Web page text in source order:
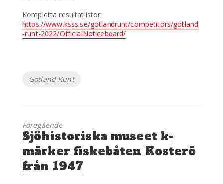
Kompletta resultatlistor:
https://www.ksss.se/gotlandrunt/competitors/gotland
-runt-2022/OfficialNoticeboard/
Etiketter
Gotland Runt
Föregående
Föregående
inlägg:
Sjöhistoriska museet k-
märker fiskebåten Kosterö
från 1947